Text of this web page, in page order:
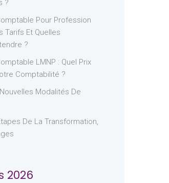
?
Pour Profession
Tarifs Et Quelles
?
LMNP : Quel Prix
Comptabilité ?
Modalités De
De La Transformation,
2026